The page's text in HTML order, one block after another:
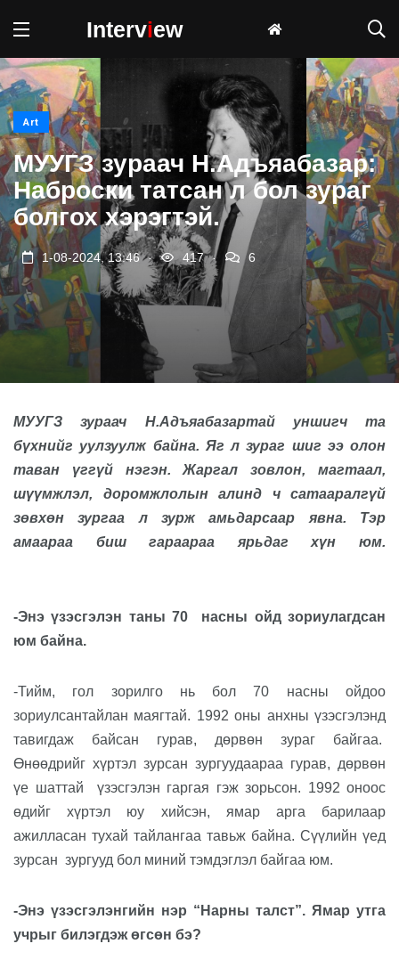
Interview
Art
МУУГЗ зураач Н.Адъяабазар:
Наброски татсан л бол зураг
болгох хэрэгтэй.
1-08-2024, 13:46 . 417 . 6
МУУГЗ зураач Н.Адъяабазартай уншигч та
бүхнийг уулзуулж байна. Яг л зураг шиг ээ олон
таван үггүй нэгэн. Жаргал зовлон, магтаал,
шүүмжлэл, доромжлолын алинд ч сатааралгүй
зөвхөн зургаа л зурж амьдарсаар явна. Тэр
амаараа биш гараараа ярьдаг хүн юм.
-Энэ үзэсгэлэн таны 70
насны ойд зориулагдсан
юм байна.
-Тийм, гол зорилго нь бол 70 насны ойдоо
зориулсантайлан маягтай. 1992 оны анхны үзэсгэлэнд
тавигдаж байсан гурав, дөрвөн зураг байгаа.
Өнөөдрийг хүртэл зурсан зургуудаараа гурав, дөрвөн
үе шаттай
үзэсгэлэн гаргая гэж зорьсон. 1992 оноос
өдийг хүртэл юу хийсэн, ямар арга барилаар
ажилласан тухай тайлангаа тавьж байна. Сүүлийн үед
зурсан зургууд бол миний тэмдэглэл байгаа юм.
-Энэ үзэсгэлэнгийн нэр “Нарны талст”. Ямар утга
учрыг билэгдэж өгсөн бэ?